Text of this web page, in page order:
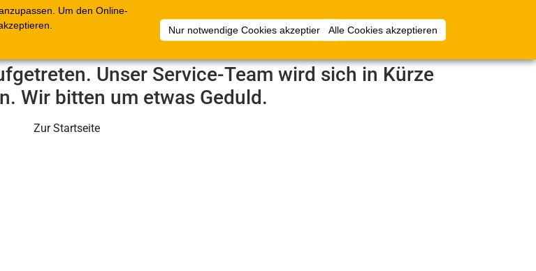
Um den Online-
Nur notwendige Cookies akzeptierenAlle Cookies akzeptieren
Belege Artikelsammlungen Anmelden
Unser Service-Team wird sich in Kürze
Wir bitten um etwas Geduld.
Zur Startseite